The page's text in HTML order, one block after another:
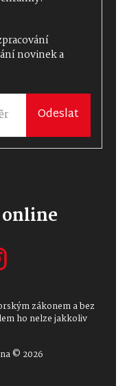
novinek a
Odeslat
online
zákonem a bez
ho nelze jakkoliv
© 2026